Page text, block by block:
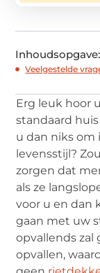
Inhoudsopgave:
Veelgestelde
Erg leuk hoor
standaard
u dan niks om
levensstijl?
zorgen dat
als ze
voor u en dan
gaan met uw
opvallends zal
opvallen,